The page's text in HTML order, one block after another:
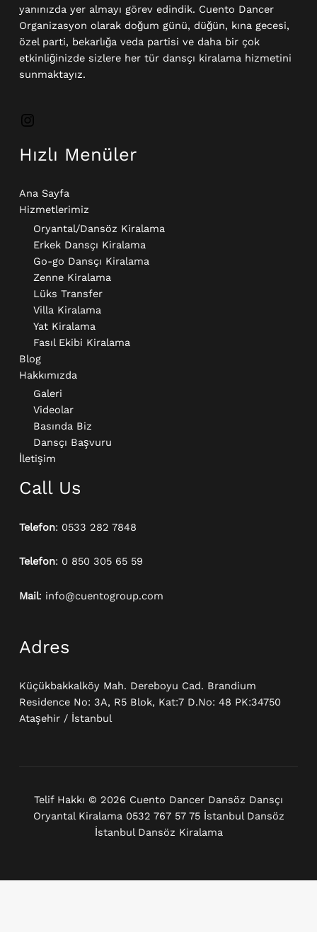
yanınızda yer almayı görev edindik. Cuento Dancer
Organizasyon olarak doğum günü, düğün, kına gecesi,
özel parti, bekarlığa veda partisi ve daha bir çok
etkinliğinizde sizlere her tür dansçı kiralama hizmetini
sunmaktayız.
Hızlı Menüler
Ana Sayfa
Hizmetlerimiz
Oryantal/Dansöz Kiralama
Erkek Dansçı Kiralama​
Go-go Dansçı Kiralama​
Zenne Kiralama
Lüks Transfer
Villa Kiralama
Yat Kiralama
Fasıl Ekibi Kiralama
Blog
Hakkımızda
Galeri
Videolar
Basında Biz
Dansçı Başvuru
İletişim
Call Us
Telefon: 0533 282 7848
Telefon: 0 850 305 65 59
Mail: info@cuentogroup.com
Adres
Küçükbakkalköy Mah. Dereboyu Cad. Brandium
Residence No: 3A, R5 Blok, Kat:7 D.No: 48 PK:34750
Ataşehir / İstanbul
Telif Hakkı © 2026 Cuento Dancer Dansöz Dansçı
Oryantal Kiralama 0532 767 57 75 İstanbul Dansöz
İstanbul Dansöz Kiralama